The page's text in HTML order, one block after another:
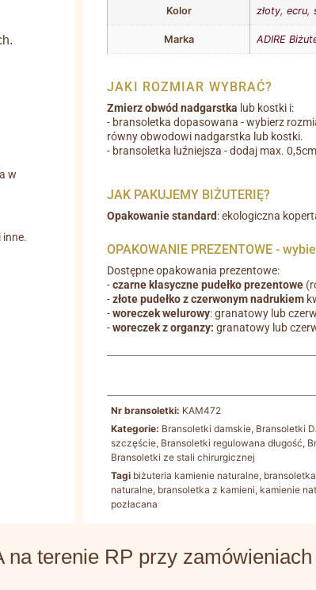
w
inne.
Kolor złoty,ecru,
Marka ADIRE
JAKI ROZMIAR WYBRAĆ?
Zmierz obwód nadgarstka lub kostki i:
- bransoletka dopasowana - wybierz
równy obwodowi nadgarstka lub kostki.
- bransoletka luźniejsza - dodaj max.
JAK PAKUJEMY BIŻUTERIĘ?
Opakowanie standard: ekologiczna
OPAKOWANIE PREZENTOWE -
Dostępne opakowania prezentowe:
-czarne klasyczne pudełko prezentowe
-złote pudełko z czerwonym nadrukiem
-woreczek welurowy: granatowy lub
-woreczek z organzy: granatowy lub
Nr bransoletki: KAM472
Kategorie: Bransoletki damskie, Bransoletki
szczęście, Bransoletki regulowana długość,
Bransoletki ze stali chirurgicznej
Tagi biżuteria kamienie naturalne,
naturalne, bransoletka z kamieni, kamienie
pozłacana
na terenie RP przy zamówieniach